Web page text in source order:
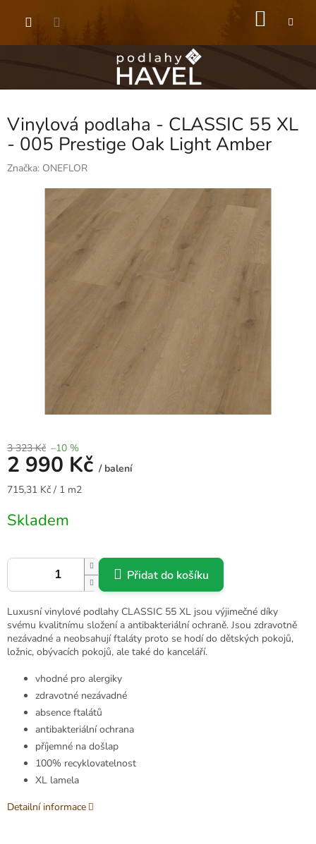
Vinylová podlaha - CLASSIC 55 XL
- 005 Prestige Oak Light Amber
Značka: ONEFLOR
3 323 Kč –10 %
2 990 Kč / balení
Měrná
715,31 Kč / 1 m2
Skladem
Přidat do košíku
Luxusní vinylové podlahy CLASSIC 55 XL jsou výjimečné díky
svému kvalitnímu složení a antibakteriální ochraně. Jsou zdravotně
nezávadné a neobsahují ftaláty proto se hodí do dětských pokojů,
ložnic, obývacích pokojů, ale také do kanceláří.
vhodné pro alergiky
zdravotné nezávadné
absence ftalátů
antibakteriální ochrana
příjemné na došlap
100% recyklovatelnost
XL lamela
Detailní informace